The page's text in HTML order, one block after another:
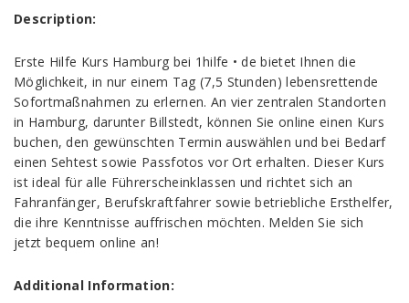
Description:
Erste Hilfe Kurs Hamburg bei 1hilfe • de bietet Ihnen die
Möglichkeit, in nur einem Tag (7,5 Stunden) lebensrettende
Sofortmaßnahmen zu erlernen. An vier zentralen Standorten
in Hamburg, darunter Billstedt, können Sie online einen Kurs
buchen, den gewünschten Termin auswählen und bei Bedarf
einen Sehtest sowie Passfotos vor Ort erhalten. Dieser Kurs
ist ideal für alle Führerscheinklassen und richtet sich an
Fahranfänger, Berufskraftfahrer sowie betriebliche Ersthelfer,
die ihre Kenntnisse auffrischen möchten. Melden Sie sich
jetzt bequem online an!
Additional Information: